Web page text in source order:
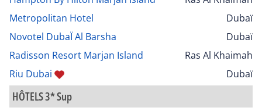
Metropolitan Hotel
Dubaï
Novotel DubaÏ Al Barsha
Dubaï
Radisson Resort Marjan Island
Ras Al Khaimah
Riu Dubai
Dubaï
HÔTELS 3* Sup